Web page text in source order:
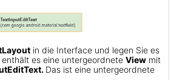
in die Interface und legen Sie es
es eine untergeordnete View mit
Das ist eine untergeordnete